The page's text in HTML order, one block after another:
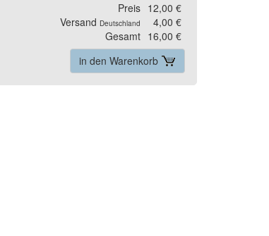
Preis 12,00 €
Versand Deutschland
4,00 €
Gesamt 16,00 €
in den Warenkorb